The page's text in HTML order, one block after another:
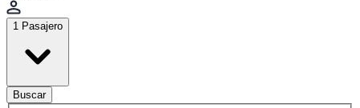
1 Pasajero
Buscar